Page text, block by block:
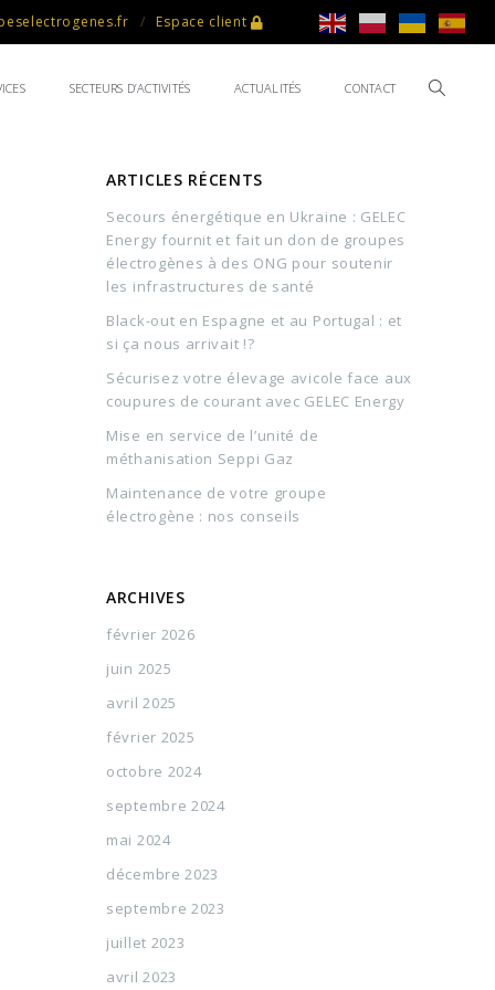
Espace client
SECTEURS D’ACTIVITÉS ACTUALITÉS CONTACT
ARTICLES RÉCENTS
Secours énergétique en Ukraine : GELEC
Energy fournit et fait un don de groupes
électrogènes à des ONG pour soutenir
les infrastructures de santé
Black-out en Espagne et au Portugal : et
si ça nous arrivait !?
Sécurisez votre élevage avicole face aux
coupures de courant avec GELEC Energy
Mise en service de l’unité de
méthanisation Seppi Gaz
Maintenance de votre groupe
électrogène : nos conseils
ARCHIVES
février 2026
juin 2025
avril 2025
février 2025
octobre 2024
septembre 2024
mai 2024
décembre 2023
septembre 2023
juillet 2023
avril 2023